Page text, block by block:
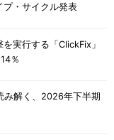
プ・サイクル発表
実行する「ClickFix」
％
み解く、2026年下半期